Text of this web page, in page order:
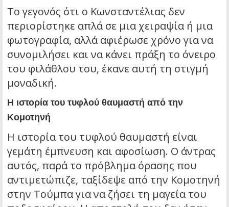
Το γεγονός ότι ο Κωνσταντέλιας δεν
περιορίστηκε απλά σε μια χειραψία ή μια
φωτογραφία, αλλά αφιέρωσε χρόνο για να
συνομιλήσει και να κάνει πράξη το όνειρο
του φιλάθλου του, έκανε αυτή τη στιγμή
μοναδική.
Η ιστορία του τυφλού θαυμαστή από την
Κομοτηνή
Η ιστορία του τυφλού θαυμαστή είναι
γεμάτη έμπνευση και αφοσίωση. Ο άντρας
αυτός, παρά το πρόβλημα όρασης που
αντιμετώπιζε, ταξίδεψε από την Κομοτηνή
στην Τούμπα για να ζήσει τη μαγεία του